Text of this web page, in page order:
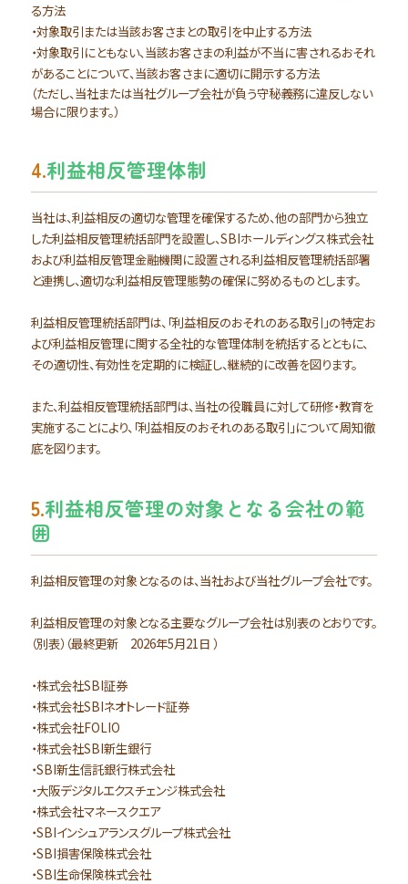
る方法
・対象取引または当該お客さまとの取引を中止する方法
・対象取引にともない、当該お客さまの利益が不当に害されるおそれ
があることについて、当該お客さまに適切に開示する方法
（ただし、当社または当社グループ会社が負う守秘義務に違反しない
場合に限ります。）
4.利益相反管理体制
当社は、利益相反の適切な管理を確保するため、他の部門から独立
した利益相反管理統括部門を設置し、SBIホールディングス株式会社
および利益相反管理金融機関に設置される利益相反管理統括部署
と連携し、適切な利益相反管理態勢の確保に努めるものとします。
利益相反管理統括部門は、「利益相反のおそれのある取引」の特定お
よび利益相反管理に関する全社的な管理体制を統括するとともに、
その適切性、有効性を定期的に検証し、継続的に改善を図ります。
また、利益相反管理統括部門は、当社の役職員に対して研修・教育を
実施することにより、「利益相反のおそれのある取引」について周知徹
底を図ります。
5.利益相反管理の対象となる会社の範
囲
利益相反管理の対象となるのは、当社および当社グループ会社です。
利益相反管理の対象となる主要なグループ会社は別表のとおりです。
（別表）（最終更新 2026年5月21日 ）
・株式会社SBI証券
・株式会社SBIネオトレード証券
・株式会社FOLIO
・株式会社SBI新生銀行
・SBI新生信託銀行株式会社
・大阪デジタルエクスチェンジ株式会社
・株式会社マネースクエア
・SBIインシュアランスグループ株式会社
・SBI損害保険株式会社
・SBI生命保険株式会社